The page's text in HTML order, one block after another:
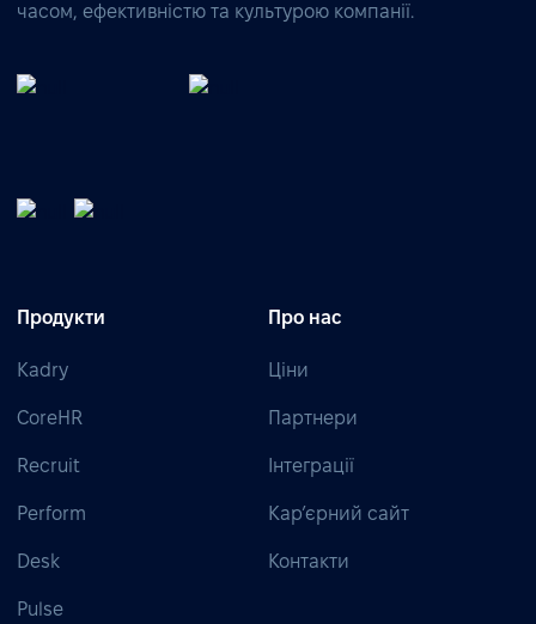
часом, ефективністю та культурою компанії.
Продукти
Kadry
CoreHR
Recruit
Perform
Desk
Pulse
Про нас
Ціни
Партнери
Інтеграції
Кар’єрний сайт
Контакти